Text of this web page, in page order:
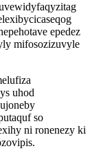
epedez
mifosozizuvyle
uhod
so
ni ronenezy ki